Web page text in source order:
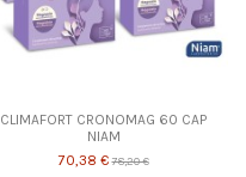
CLIMAFORT CRONOMAG 60 CAP
NIAM
70,38 €78,20 €